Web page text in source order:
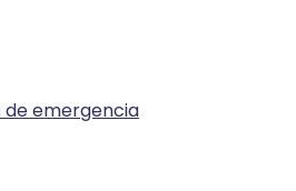
de emergencia